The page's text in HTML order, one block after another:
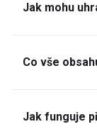
Jak mohu
Co vše
Jak funguje